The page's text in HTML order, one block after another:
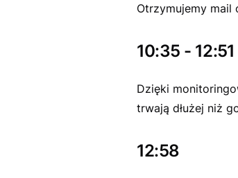
Otrzymujemy mail
10:35 - 12:51
Dzięki
trwają dłużej niż
12:58